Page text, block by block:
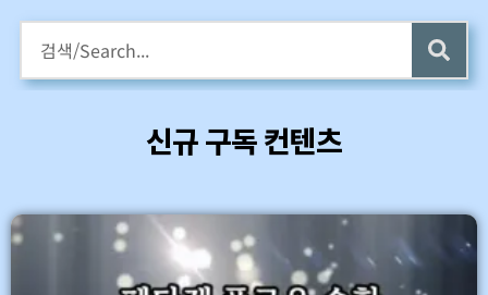
구독회원용 전자책 증정
카멜롯 인터뷰 Part 1 (4 ~6) 업데이트 (7/24)
바로가기
신규 구독 컨텐츠